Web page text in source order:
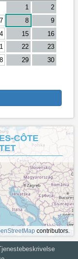
1
2
7 8
9
15
16
22
23
29
30
CÔTE
contributors.